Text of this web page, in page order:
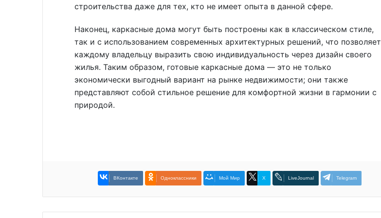
строительства даже для тех, кто не имеет опыта в данной сфере.
Наконец, каркасные дома могут быть построены как в классическом стиле,
так и с использованием современных архитектурных решений, что позволяет
каждому владельцу выразить свою индивидуальность через дизайн своего
жилья. Таким образом, готовые каркасные дома — это не только
экономически выгодный вариант на рынке недвижимости; они также
представляют собой стильное решение для комфортной жизни в гармонии с
природой.
ВКонтакте Одноклассники Мой Мир X LiveJournal Telegram